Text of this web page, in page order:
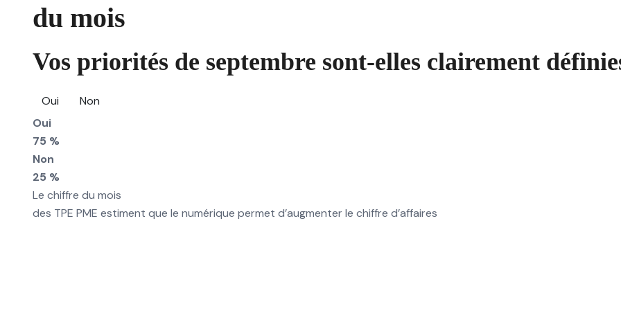
du mois
Vos priorités de septembre sont-elles clairement
Oui
Non
Oui
75 %
Non
25 %
Le chiffre du mois
des TPE PME estiment que le numérique permet d’augmenter le chiffre d’affaires